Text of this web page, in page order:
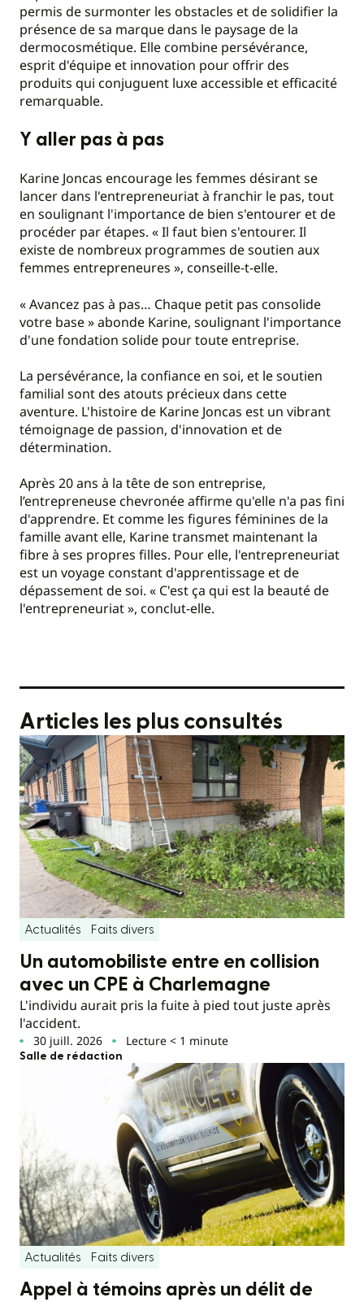
permis de surmonter les obstacles et de solidifier la
présence de sa marque dans le paysage de la
dermocosmétique. Elle combine persévérance,
esprit d'équipe et innovation pour offrir des
produits qui conjuguent luxe accessible et efficacité
remarquable.
Y aller pas à pas
Karine Joncas encourage les femmes désirant se
lancer dans l'entrepreneuriat à franchir le pas, tout
en soulignant l'importance de bien s'entourer et de
procéder par étapes. « Il faut bien s'entourer. Il
existe de nombreux programmes de soutien aux
femmes entrepreneures », conseille-t-elle.
« Avancez pas à pas… Chaque petit pas consolide
votre base » abonde Karine, soulignant l'importance
d'une fondation solide pour toute entreprise.
La persévérance, la confiance en soi, et le soutien
familial sont des atouts précieux dans cette
aventure. L'histoire de Karine Joncas est un vibrant
témoignage de passion, d'innovation et de
détermination.
Après 20 ans à la tête de son entreprise,
l’entrepreneuse chevronée affirme qu'elle n'a pas fini
d'apprendre. Et comme les figures féminines de la
famille avant elle, Karine transmet maintenant la
fibre à ses propres filles. Pour elle, l'entrepreneuriat
est un voyage constant d'apprentissage et de
dépassement de soi. « C'est ça qui est la beauté de
l'entrepreneuriat », conclut-elle.
Articles les plus consultés
Actualités Faits divers
Un automobiliste entre en collision
avec un CPE à Charlemagne
L'individu aurait pris la fuite à pied tout juste après
l'accident.
30 juill. 2026 Lecture < 1 minute
Salle de rédaction
Actualités Faits divers
Appel à témoins après un délit de